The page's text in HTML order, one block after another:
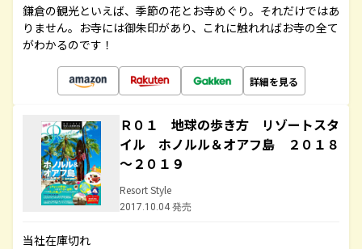
鎌倉の観光といえば、季節の花とお寺めぐり。それだけではあ
りません。お寺には御朱印があり、これに触れればお寺の全て
がわかるのです！
詳細を見る
Ｒ０１ 地球の歩き方 リゾートスタ
イル ホノルル＆オアフ島 ２０１８
～２０１９
Resort Style
2017.10.04 発売
当社在庫切れ